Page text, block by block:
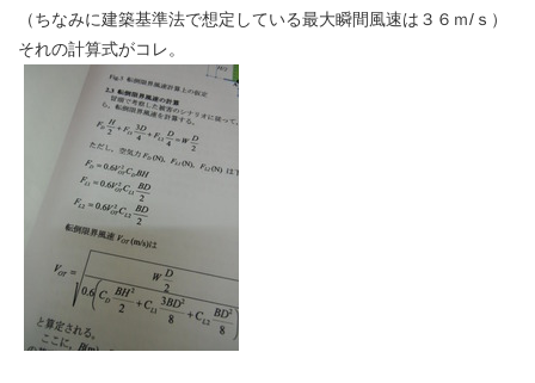
（ちなみに建築基準法で想定している最大瞬間風速は３６ｍ/ｓ）
それの計算式がコレ。